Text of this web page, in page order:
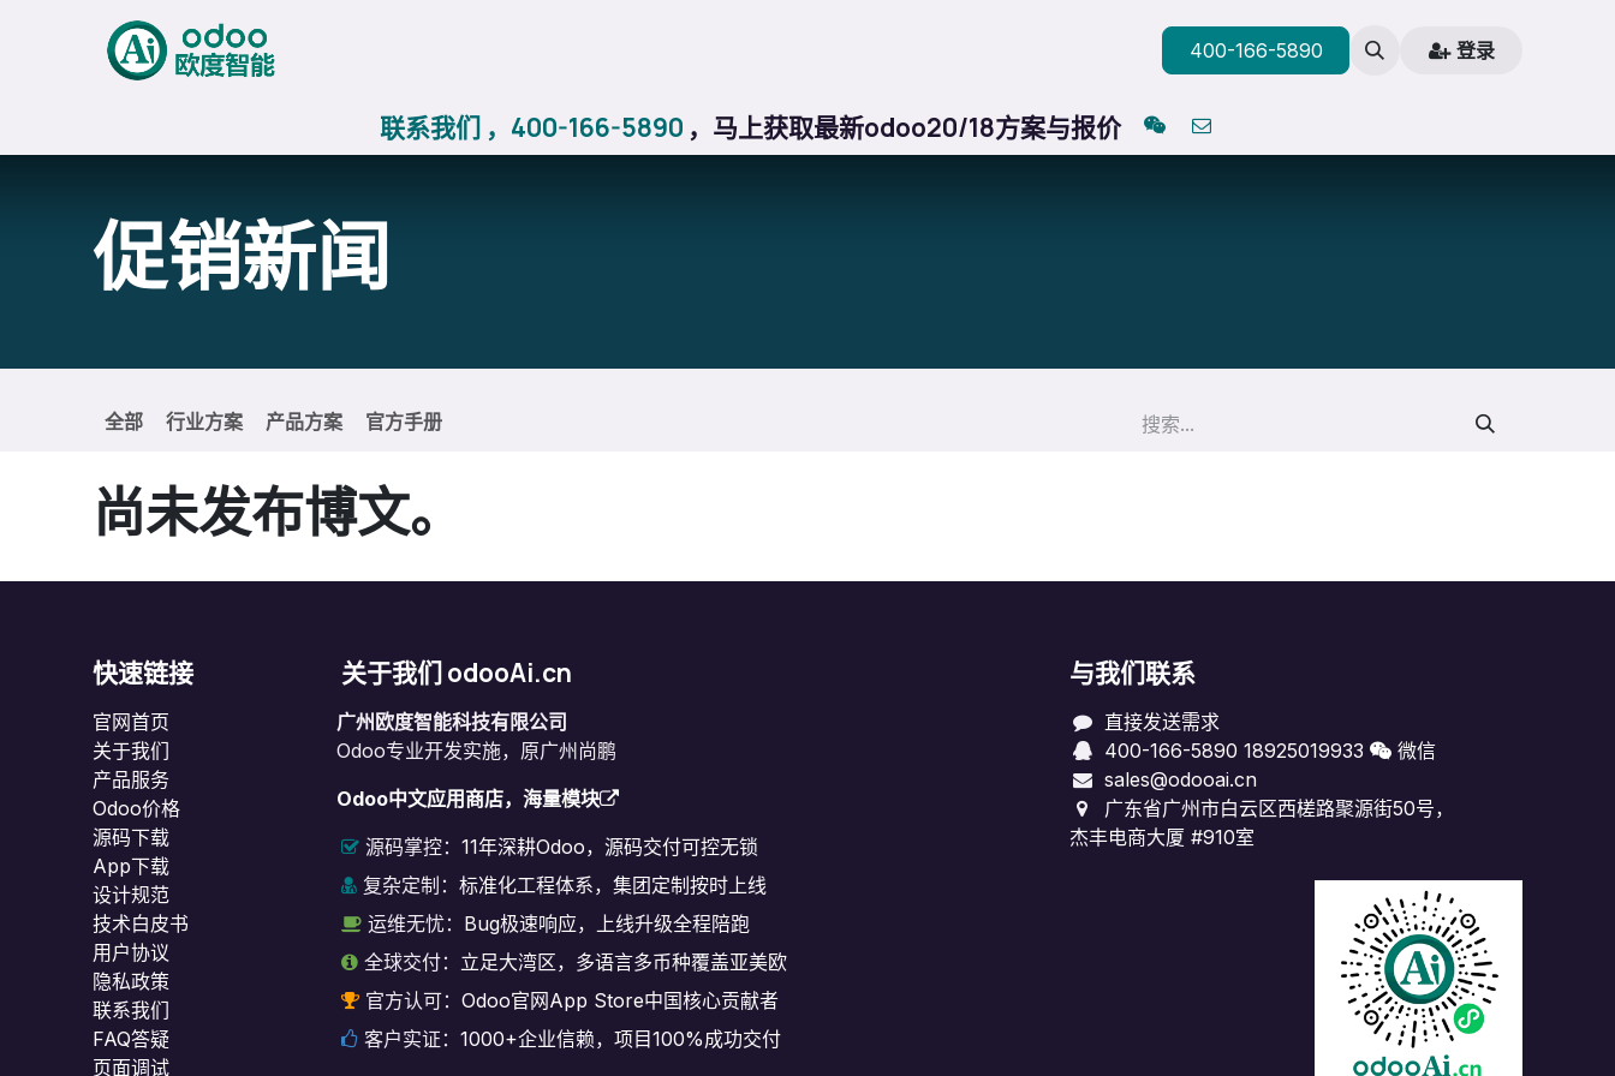
400-166-5890 登录
联系我们 ，400-166-5890 ，马上获取最新odoo20/18方案与报价
促销新闻
全部 行业方案 产品方案 官方手册
尚未发布博文。
快速链接
官网首页
关于我们
产品服务
Odoo价格
源码下载
App下载
设计规范
技术白皮书
用户协议
‎隐私政策‎
联系我们
FAQ答疑
页面调试
关于我们 odooAi.cn
广州欧度智能科技有限公司
Odoo专业开发实施，原广州尚鹏
Odoo中文应用商店，海量模块
源码掌控：11年深耕Odoo，源码交付可控无锁
复杂定制：标准化工程体系，集团定制按时上线
运维无忧： Bug极速响应，上线升级全程陪跑
全球交付： 立足大湾区，多语言多币种覆盖亚美欧
官方认可：Odoo官网App Store中国核心贡献者
客户实证：1000+企业信赖，项目100%成功交付
与我们联系
直接发送需求
400-166-5890 18925019933
微信
sales@odooai.cn
广东省广州市白云区西槎路聚源街50号，
杰丰电商大厦 #910室